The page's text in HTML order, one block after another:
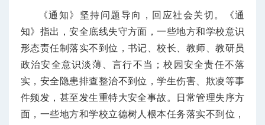
《通知》坚持问题导向，回应社会关切。《通
知》指出，安全底线失守方面，一些地方和学校意识
形态责任制落实不到位，书记、校长、教师、教研员
政治安全意识淡薄、言行不当；校园安全责任不落
实，安全隐患排查整治不到位，学生伤害、欺凌等事
件频发，甚至发生重特大安全事故。日常管理失序方
面，一些地方和学校立德树人根本任务落实不到位，